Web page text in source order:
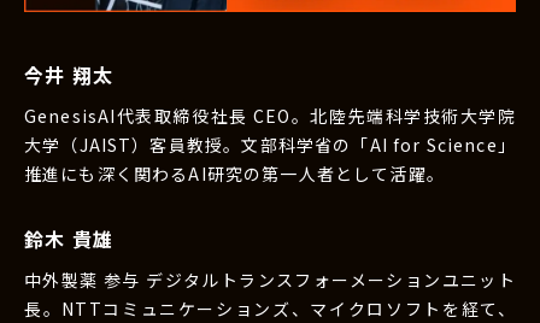
今井 翔太
GenesisAI代表取締役社長 CEO。北陸先端科学技術大学院
大学（JAIST）客員教授。文部科学省の「AI for Science」
推進にも深く関わるAI研究の第一人者として活躍。
鈴木 貴雄
中外製薬 参与 デジタルトランスフォーメーションユニット
長。NTTコミュニケーションズ、マイクロソフトを経て、